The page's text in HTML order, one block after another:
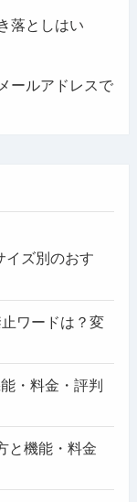
落としはい
ールアドレスで
イズ別のおす
ワードは？変
・料金・評判
と機能・料金